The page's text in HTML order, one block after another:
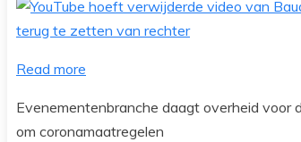
Read more
Evenementenbranche daagt overheid voor
om coronamaatregelen